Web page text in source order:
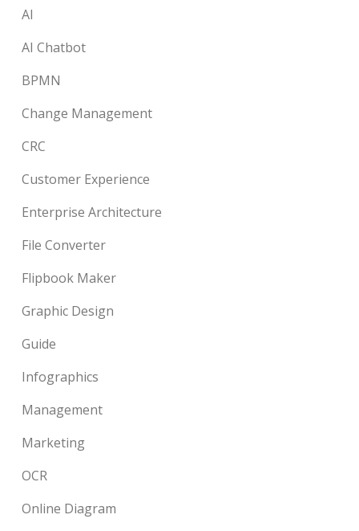
AI
AI Chatbot
BPMN
Change Management
CRC
Customer Experience
Enterprise Architecture
File Converter
Flipbook Maker
Graphic Design
Guide
Infographics
Management
Marketing
OCR
Online Diagram